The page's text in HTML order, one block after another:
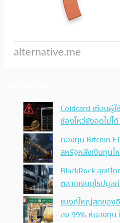
Coldcard เตือนผู้
ช่องโหว่ยังอุดไม่ไ
กองทุน Bitcoin
สหรัฐหลังเงินทุนไ
BlackRock ลุยเปิ
ตลาดเงินยุโรปมูล
แบงก์ใหญ่สุดของ
ลง 99% หันลงทุน